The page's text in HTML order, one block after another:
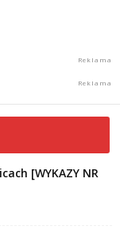
[WYKAZY NR